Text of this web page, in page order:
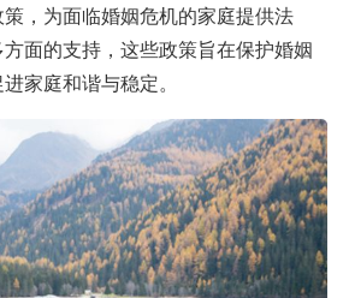
，为面临婚姻危机的家庭提供法
面的支持，这些政策旨在保护婚姻
家庭和谐与稳定。